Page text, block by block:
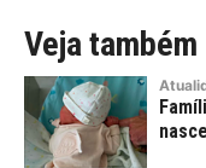
Veja também